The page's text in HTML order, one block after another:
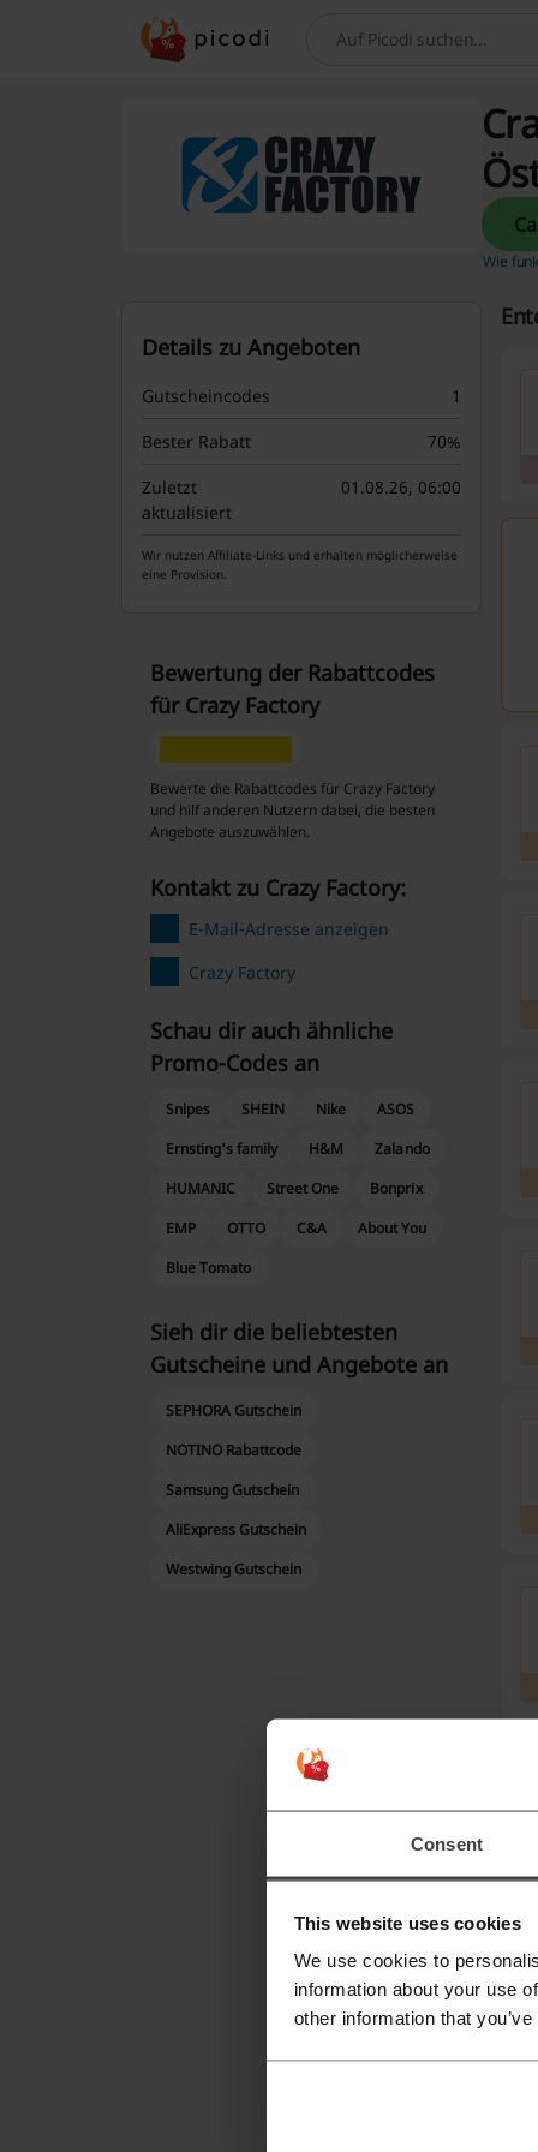
Consent
This website uses cookies
We use cookies to
information about your use
other information that
Suchen
Wie
Details zu Angeboten
Gutscheincodes
1
Bester Rabatt
70%
Zuletzt
aktualisiert
01.08.26, 06:00
Wir nutzen Affiliate-Links und erhalten möglicherweise
eine Provision.
Bewertung der Rabattcodes
für Crazy Factory
Bewerte die Rabattcodes für Crazy Factory
und hilf anderen Nutzern dabei, die besten
Angebote auszuwählen.
Kontakt zu Crazy Factory:
E-Mail-Adresse anzeigen
Crazy Factory
Schau dir auch ähnliche
Promo-Codes an
Snipes SHEIN Nike
ASOS
Ernsting's family
H&M
Zalando
HUMANIC
Street One
Bonprix
EMP
OTTO C&A
About You
Blue Tomato
Sieh dir die beliebtesten
Gutscheine und Angebote an
SEPHORA Gutschein
NOTINO Rabattcode
Samsung Gutschein
AliExpress Gutschein
Westwing Gutschein